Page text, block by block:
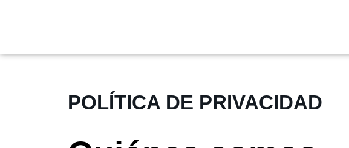
POLÍTICA DE PRIVACIDAD